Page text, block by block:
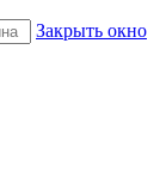
Закрыть окно